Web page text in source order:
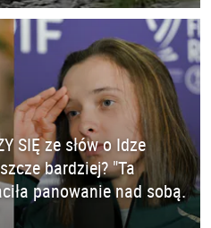
SIĘ ze słów o Idze
bardziej? "Ta
panowanie nad sobą.